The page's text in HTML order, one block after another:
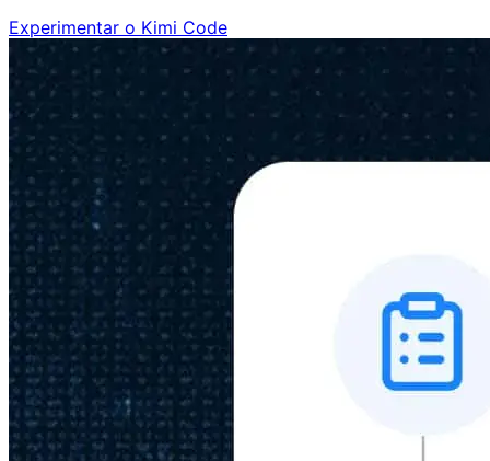
Experimentar o Kimi Code